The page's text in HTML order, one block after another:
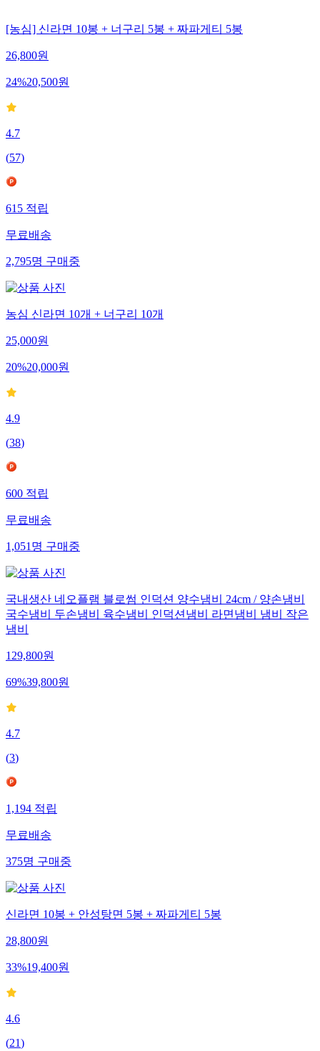
[농심] 신라면 10봉 + 너구리 5봉 + 짜파게티 5봉
26,800원
24%20,500원
4.7
(57)
615적립
무료배송
2,795명구매중
농심 신라면 10개 + 너구리 10개
25,000원
20%20,000원
4.9
(38)
600적립
무료배송
1,051명구매중
국내생산 네오플램 블로썸 인덕션 양수냄비 24cm / 양손냄비
국수냄비 두손냄비 육수냄비 인덕션냄비 라면냄비 냄비 작은
냄비
129,800원
69%39,800원
4.7
(3)
1,194적립
무료배송
375명구매중
신라면 10봉 + 안성탕면 5봉 + 짜파게티 5봉
28,800원
33%19,400원
4.6
(21)